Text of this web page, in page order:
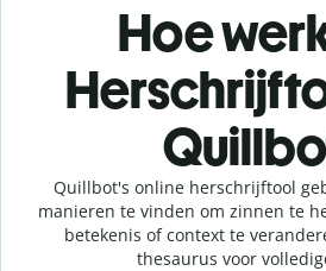
Hoe
Quillbot's online herschrijftool
manieren te vinden om zinnen te
betekenis of context te
thesaurus voor